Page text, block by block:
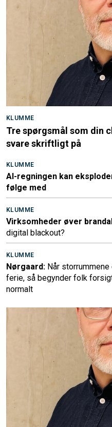
KLUMME
Tre spørgsmål som din
svare skriftligt på
KLUMME
AI-regningen kan
følge med
KLUMME
Virksomheder øver
digital blackout?
KLUMME
Nørgaard: Når
ferie, så begynder folk
normalt